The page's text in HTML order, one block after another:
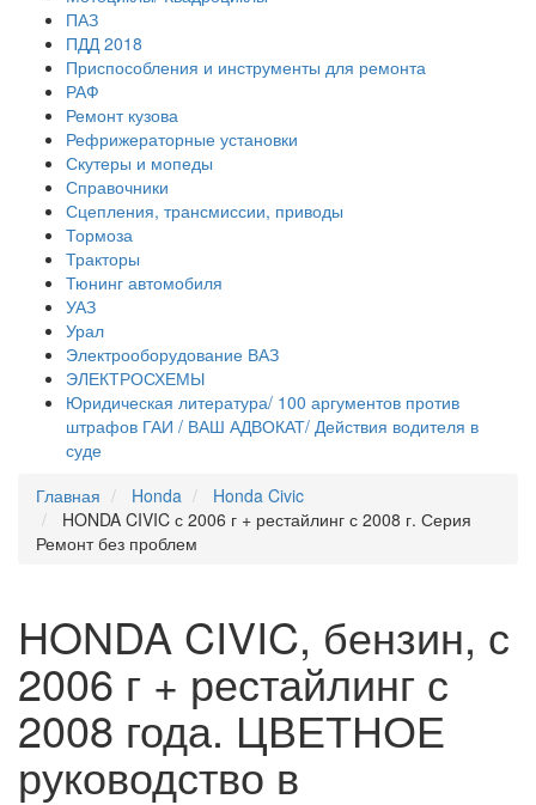
ПАЗ
ПДД 2018
Приспособления и инструменты для ремонта
РАФ
Ремонт кузова
Рефрижераторные установки
Скутеры и мопеды
Справочники
Сцепления, трансмиссии, приводы
Тормоза
Тракторы
Тюнинг автомобиля
УАЗ
Урал
Электрооборудование ВАЗ
ЭЛЕКТРОСХЕМЫ
Юридическая литература/ 100 аргументов против
штрафов ГАИ / ВАШ АДВОКАТ/ Действия водителя в
суде
Главная
Honda
Honda Civic
HONDA CIVIC с 2006 г + рестайлинг с 2008 г. Серия
Ремонт без проблем
HONDA CIVIC, бензин, с
2006 г + рестайлинг с
2008 года. ЦВЕТНОЕ
руководство в